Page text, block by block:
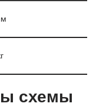
схемы